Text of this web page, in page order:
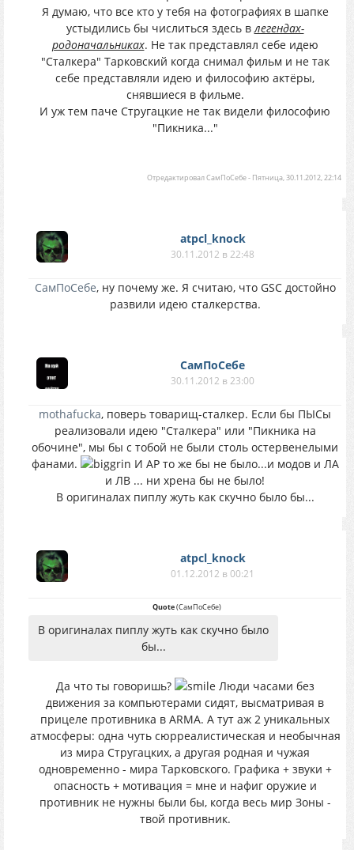
Я думаю, что все кто у тебя на фотографиях в шапке
устыдились бы числиться здесь влегендах-
родоначальниках. Не так представлял себе идею
"Сталкера" Тарковский когда снимал фильм и не так
себе представляли идею и философию актёры,
снявшиеся в фильме.
И уж тем паче Стругацкие не так видели философию
"Пикника..."
ОтредактировалСамПоСебе- Пятница, 30.11.2012, 22:14
atpcl_knock
30.11.2012 в 22:48
СамПоСебе, ну почему же. Я считаю, что GSC достойно
развили идею сталкерства.
СамПоСебе
30.11.2012 в 23:00
mothafucka, поверь товарищ-сталкер. Если бы ПЫСы
реализовали идею "Сталкера" или "Пикника на
обочине", мы бы с тобой не были столь остервенелыми
фанами.
И АР то же бы не было...и модов и ЛА
и ЛВ ... ни хрена бы не было!
В оригиналах пиплу жуть как скучно было бы...
atpcl_knock
01.12.2012 в 00:21
Quote(СамПоСебе)
В оригиналах пиплу жуть как скучно было
бы...
Да что ты говоришь?
Люди часами без
движения за компьютерами сидят, высматривая в
прицеле противника в АRМА. А тут аж 2 уникальных
атмосферы: одна чуть сюрреалистическая и необычная
из мира Стругацких, а другая родная и чужая
одновременно - мира Тарковского. Графика + звуки +
опасность + мотивация = мне и нафиг оружие и
противник не нужны были бы, когда весь мир Зоны -
твой противник.